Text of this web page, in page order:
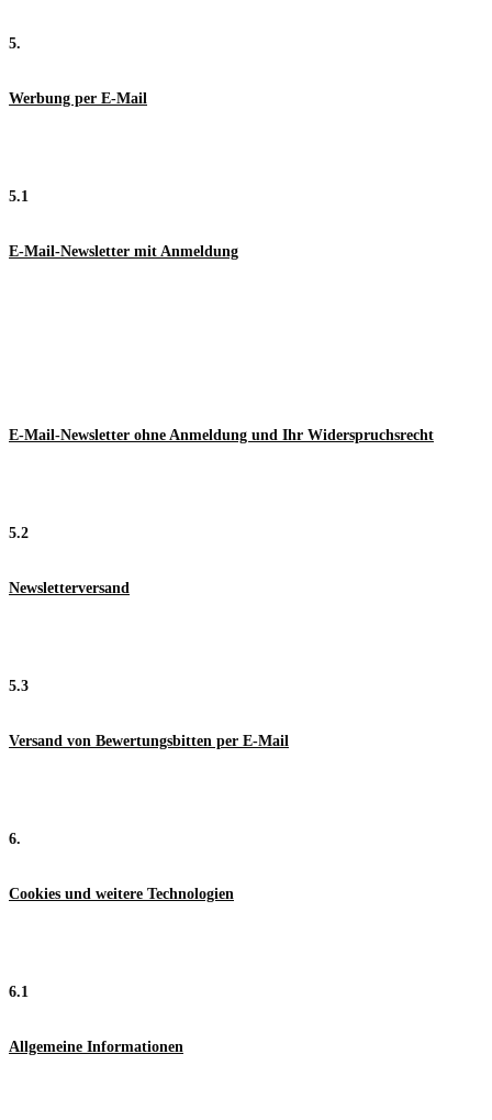
5.
Werbung per E-Mail
5.1
E-Mail-Newsletter mit Anmeldung
E-Mail-Newsletter ohne Anmeldung und Ihr Widerspruchsrecht
5.2
Newsletterversand
5.3
Versand von Bewertungsbitten per E-Mail
6.
Cookies und weitere Technologien
6.1
Allgemeine Informationen